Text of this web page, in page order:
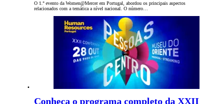
O 1.º evento da Women@Mercer em Portugal, abordou os principais aspectos
relacionados com a temática a nível nacional. O número…
Conheça o programa completo da XXII